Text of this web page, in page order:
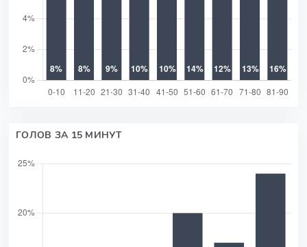
ГОЛОВ ЗА 15 МИНУТ